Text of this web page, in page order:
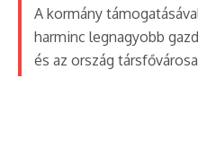
A kormány
harminc legnagyobb
és az ország